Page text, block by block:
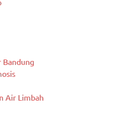
Bandung
Air Limbah